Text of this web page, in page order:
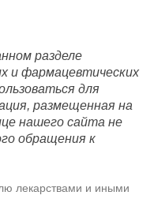
разделе
и фармацевтических
для
размещенная на
нашего сайта не
обращения к
лекарствами и иными